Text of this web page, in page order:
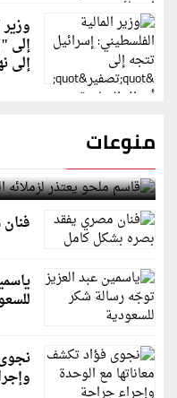
إلى
إلى
منوعات
قاسم ملحو يعتذر